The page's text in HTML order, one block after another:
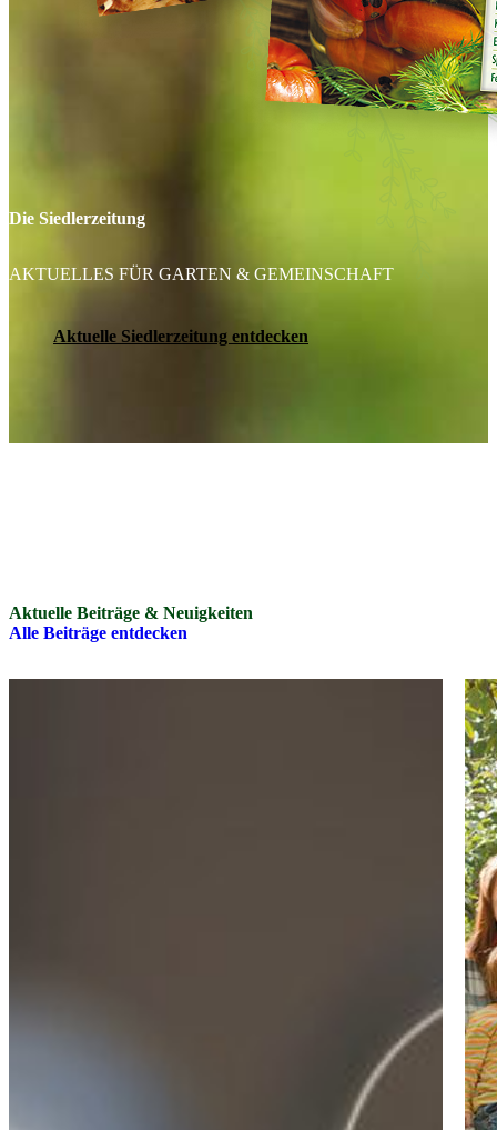
Die Siedlerzeitung
AKTUELLES FÜR GARTEN & GEMEINSCHAFT
Aktuelle Siedlerzeitung entdecken
Aktuelle Beiträge & Neuigkeiten
Alle Beiträge entdecken